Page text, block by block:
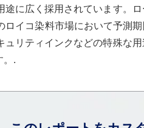
に広く採用されています。
イコ染料市場において予測
リティインクなどの特殊な
。.